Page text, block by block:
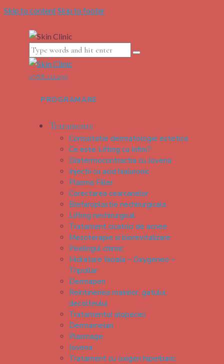
Skip to contentSkip to footer
0788.112.299
PROGRAMARE
Tratamente
Consultatie dermatologie estetica
Ce este Lifting cu Infini?
Diatermocontractia cu Jovena
Injectii cu acid hialuronic
Plasma Filler
Corectarea cearcanelor
Blefaroplastie nechirurgicala
Lifting nechirurgical
Tratament cicatrici de acnee
Mezoterapie si biorevitalizare
Peelingul chimic
Hidratare faciala – Oxygeneo –
Tripollar
Dermapen
Reintineriea mainilor, gatului,
decolteului
Tratamentul alopeciei
Dermamelan
Plasmage
Jovena
Tratament cu oxigen hiperbaric